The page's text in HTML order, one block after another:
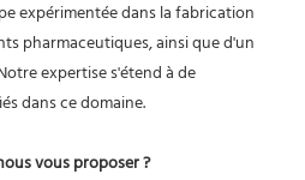
pharmaceutiques, ainsi que d'un
expertise s'étend à de
dans ce domaine.
vous proposer ?